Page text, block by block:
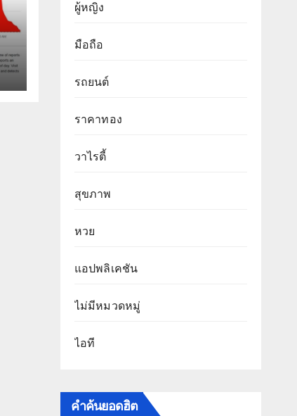
ผู้หญิง
มือถือ
รถยนต์
ราคาทอง
วาไรตี้
สุขภาพ
หวย
แอปพลิเคชัน
ไม่มีหมวดหมู่
ไอที
คำค้นยอดฮิต